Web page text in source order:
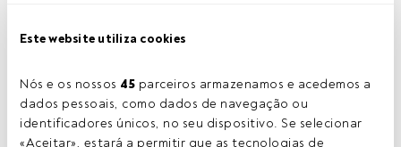
Este website utiliza cookies
Nós e os nossos 45 parceiros armazenamos e acedemos a
dados pessoais, como dados de navegação ou
identificadores únicos, no seu dispositivo. Se selecionar
«Aceitar», estará a permitir que as tecnologias de
Tempo de leitura:4 min.